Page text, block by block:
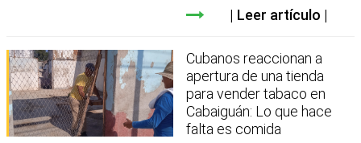
Leer artículo
Cubanos reaccionan a
apertura de una tienda
para vender tabaco en
Cabaiguán: Lo que hace
falta es comida